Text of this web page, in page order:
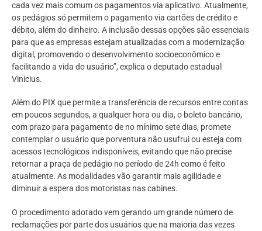
cada vez mais comum os pagamentos via aplicativo. Atualmente,
os pedágios só permitem o pagamento via cartões de crédito e
débito, além do dinheiro. A inclusão dessas opções são essenciais
para que as empresas estejam atualizadas com a modernização
digital, promovendo o desenvolvimento socioeconômico e
facilitando a vida do usuário”, explica o deputado estadual
Vinicius.
Além do PIX que permite a transferência de recursos entre contas
em poucos segundos, a qualquer hora ou dia, o boleto bancário,
com prazo para pagamento de no mínimo sete dias, promete
contemplar o usuário que porventura não usufrui ou esteja com
acessos tecnológicos indisponíveis, evitando que não precise
retornar a praça de pedágio no período de 24h como é feito
atualmente. As modalidades vão garantir mais agilidade e
diminuir a espera dos motoristas nas cabines.
O procedimento adotado vem gerando um grande número de
reclamações por parte dos usuários que na maioria das vezes